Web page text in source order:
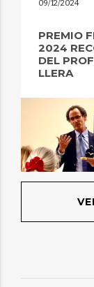
09/12/2024
PREMIO
2024
DEL
LLERA